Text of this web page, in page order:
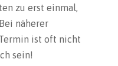
zu erst einmal,
näherer
ist oft nicht
sein!